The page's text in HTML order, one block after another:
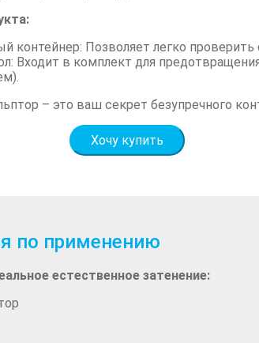
контейнер: Позволяет легко
Входит в комплект для
– это ваш секрет безупречного
Хочу купить
по применению
естественное затенение: